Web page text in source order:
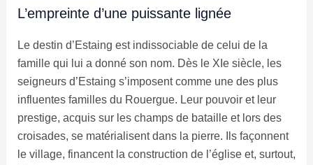
L’empreinte d’une puissante lignée
Le destin d’Estaing est indissociable de celui de la
famille qui lui a donné son nom. Dès le XIe siècle, les
seigneurs d’Estaing s’imposent comme une des plus
influentes familles du Rouergue. Leur pouvoir et leur
prestige, acquis sur les champs de bataille et lors des
croisades, se matérialisent dans la pierre. Ils façonnent
le village, financent la construction de l’église et, surtout,